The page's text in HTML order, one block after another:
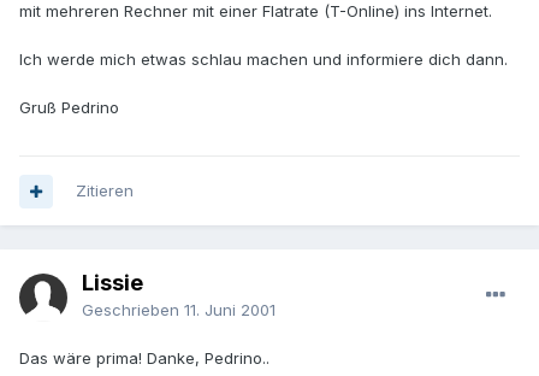
mit mehreren Rechner mit einer Flatrate (T-Online) ins Internet.
Ich werde mich etwas schlau machen und informiere dich dann.
Gruß Pedrino
Zitieren
Lissie
Geschrieben 11. Juni 2001
Das wäre prima! Danke, Pedrino..